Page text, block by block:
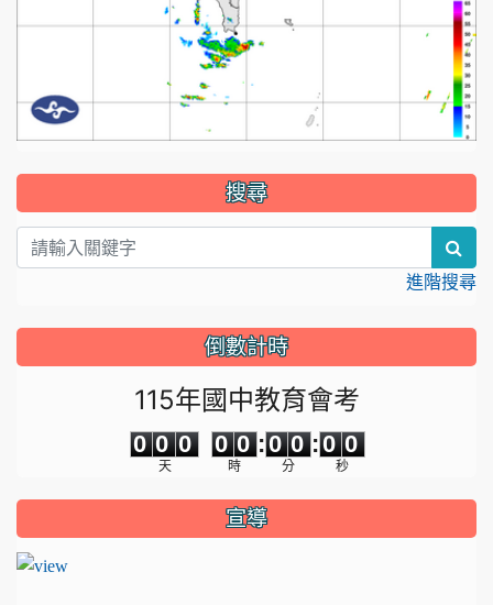
::: 搜尋
進階搜尋
倒數計時
115年國中教育會考
0
0
0
0
0
0
天
0
0
0
0
時
:
0
0
0
0
分
:
0
0
0
0
秒
宣導